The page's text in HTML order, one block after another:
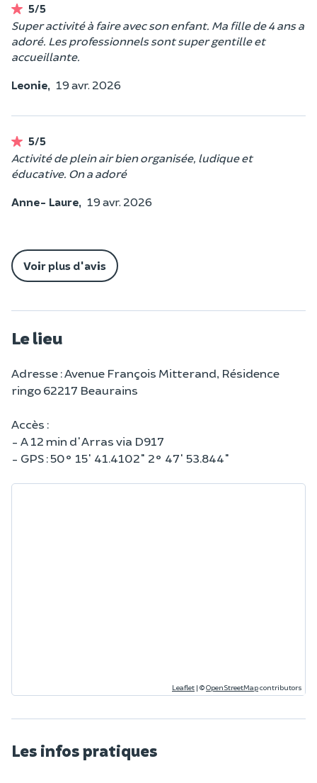
5/5
Super activité à faire avec son enfant. Ma fille de 4 ans a
adoré. Les professionnels sont super gentille et
accueillante.
Leonie, 19 avr. 2026
5/5
Activité de plein air bien organisée, ludique et
éducative. On a adoré
Anne- Laure, 19 avr. 2026
Voir plus d'avis
Le lieu
Adresse : Avenue François Mitterand, Résidence
ringo 62217 Beaurains
Accès :
- A 12 min d'Arras via D917
- GPS : 50° 15' 41.4102" 2° 47' 53.844"
Leaflet | ©OpenStreetMapcontributors
Les infos pratiques